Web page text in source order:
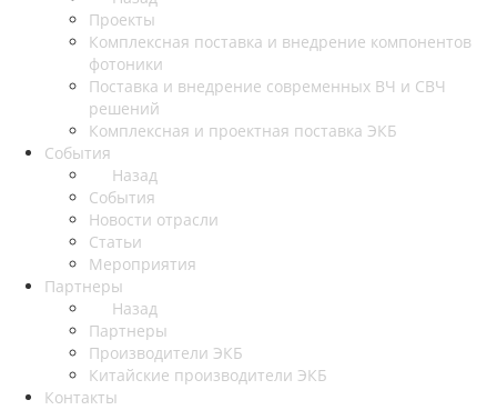
Проекты
Комплексная поставка и внедрение компонентов
фотоники
Поставка и внедрение современных ВЧ и СВЧ
решений
Комплексная и проектная поставка ЭКБ
События
Назад
События
Новости отрасли
Статьи
Мероприятия
Партнеры
Назад
Партнеры
Производители ЭКБ
Китайские производители ЭКБ
Контакты